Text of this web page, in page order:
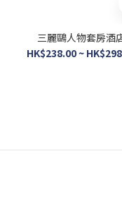
三麗鷗人物套房酒
HK$238.00 ~